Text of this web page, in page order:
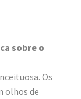
sobre o
Os
olhos de